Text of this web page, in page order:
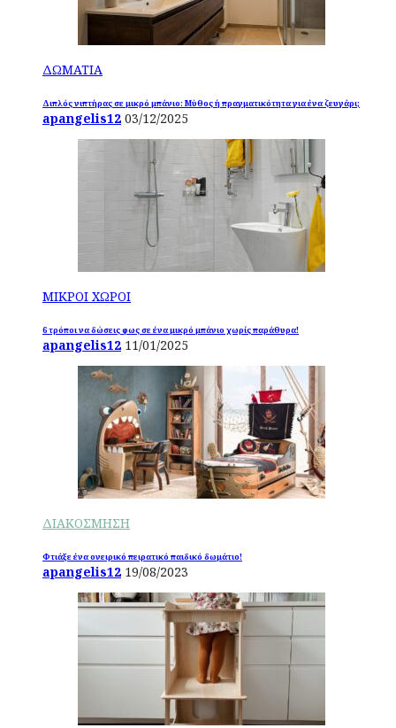
ΔΩΜΑΤΙΑ
Διπλός νιπτήρας σε μικρό μπάνιο: Μύθος ή πραγματικότητα για ένα ζευγάρι;
apangelis12 03/12/2025
ΜΙΚΡΟΙ ΧΩΡΟΙ
6 τρόποι να δώσεις φως σε ένα μικρό μπάνιο χωρίς παράθυρα!
apangelis12 11/01/2025
ΔΙΑΚΟΣΜΗΣΗ
Φτιάξε ένα ονειρικό πειρατικό παιδικό δωμάτιο!
apangelis12 19/08/2023